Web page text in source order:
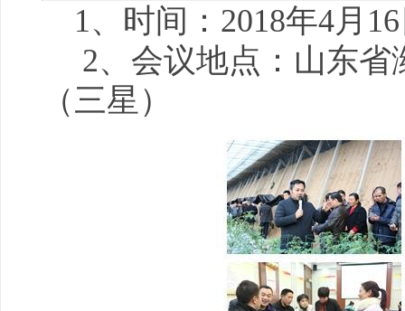
1、时间：2018年4月
2、会议地点：山东
（三星）